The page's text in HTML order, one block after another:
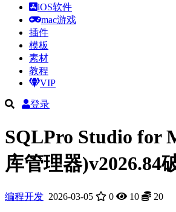
iOS软件
mac游戏
插件
模板
素材
教程
VIP
登录
SQLPro Studio for
库管理器)v2026.84
编程开发 2026-03-05 0 10 20